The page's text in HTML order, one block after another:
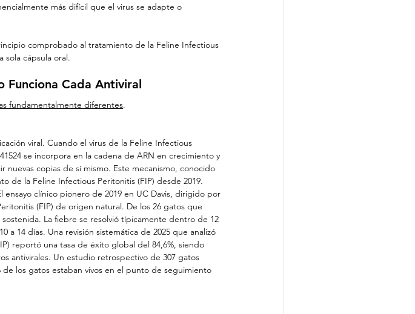
más difícil que el virus se adapte o
comprobado al tratamiento de la Feline Infectious
sola cápsula oral.
Funciona Cada Antiviral
fundamentalmente diferentes.
viral. Cuando el virus de la Feline Infectious
se incorpora en la cadena de ARN en crecimiento y
copias de sí mismo. Este mecanismo, conocido
de la Feline Infectious Peritonitis (FIP) desde 2019.
ensayo clínico pionero de 2019 en UC Davis, dirigido por
(FIP) de origen natural. De los 26 gatos que
La fiebre se resolvió típicamente dentro de 12
a 14 días. Una revisión sistemática de 2025 que analizó
reportó una tasa de éxito global del 84,6%, siendo
antivirales. Un estudio retrospectivo de 307 gatos
los gatos estaban vivos en el punto de seguimiento